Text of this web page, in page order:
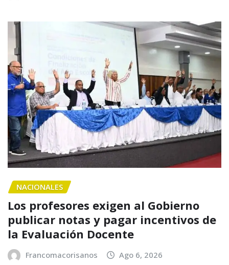
NACIONALES
Los profesores exigen al Gobierno
publicar notas y pagar incentivos de
la Evaluación Docente
Francomacorisanos Ago 6, 2026